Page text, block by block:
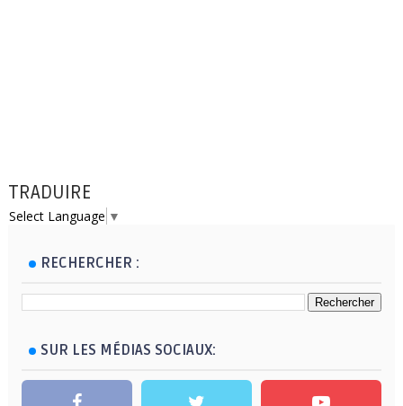
TRADUIRE
Select Language ▼
RECHERCHER :
SUR LES MÉDIAS SOCIAUX: